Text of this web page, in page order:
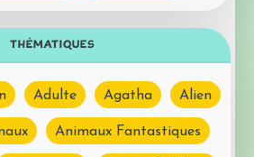
THÉMATIQUES
Adulte Agatha Alien
Animaux Fantastiques